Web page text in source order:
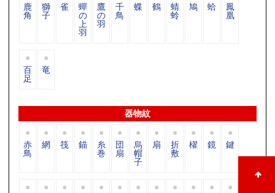
鹿
角
獅
子
雀 蟬
の
上
羽
鷹
の
羽
千
鳥
蝶 鶴 蜻
蛉
鳩 蛤 鳳
凰
百
足
竜
器物紋
赤
鳥
網 筏 錨 糸
巻
団
扇
烏
帽
子
扇 折
敷
櫂 鏡 鍵